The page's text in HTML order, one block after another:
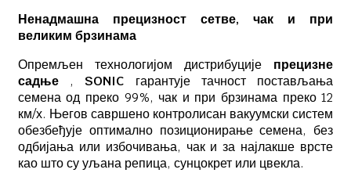
Ненадмашна прецизност сетве, чак и при
великим брзинама
Опремљен технологијом дистрибуције
прецизне
садње
, SONIC гарантује тачност постављања
семена од преко 99%, чак и при брзинама преко 12
км/х. Његов савршено контролисан вакуумски систем
обезбеђује оптимално позиционирање семена, без
одбијања или избочивања, чак и за најлакше врсте
као што су уљана репица, сунцокрет или цвекла.